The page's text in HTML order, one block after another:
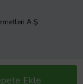
Ekle
A.Ş